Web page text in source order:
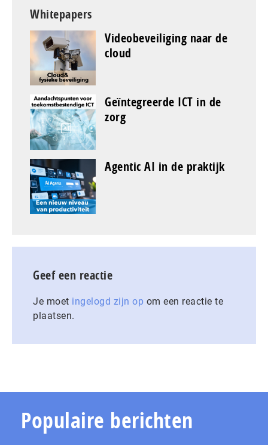
Whitepapers
Videobeveiliging naar de
cloud
Geïntegreerde ICT in de
zorg
Agentic AI in de praktijk
Geef een reactie
Je moet ingelogd zijn op om een reactie te
plaatsen.
Populaire berichten